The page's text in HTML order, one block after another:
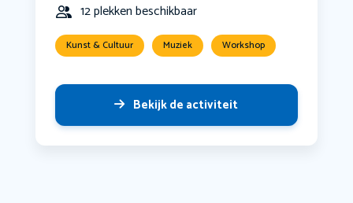
12 plekken beschikbaar
Kunst & Cultuur Muziek Workshop
Bekijk de activiteit